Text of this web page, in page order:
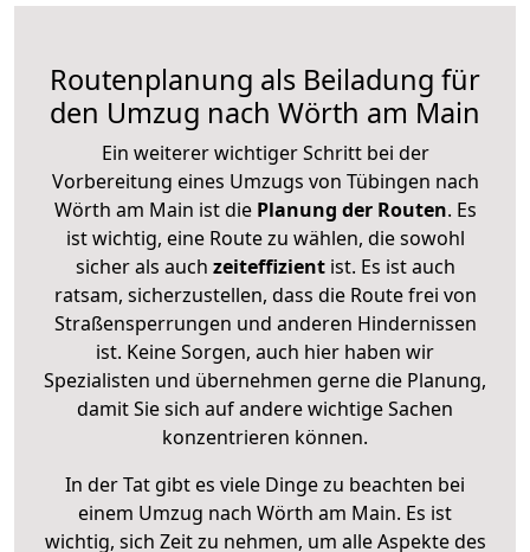
Routenplanung als Beiladung für
den Umzug nach Wörth am Main
Ein weiterer wichtiger Schritt bei der
Vorbereitung eines Umzugs von Tübingen nach
Wörth am Main ist diePlanung der Routen. Es
ist wichtig, eine Route zu wählen, die sowohl
sicher als auch zeiteffizientist. Es ist auch
ratsam, sicherzustellen, dass die Route frei von
Straßensperrungen und anderen Hindernissen
ist. Keine Sorgen, auch hier haben wir
Spezialisten und übernehmen gerne die Planung,
damit Sie sich auf andere wichtige Sachen
konzentrieren können.
In der Tat gibt es viele Dinge zu beachten bei
einem Umzug nach Wörth am Main. Es ist
wichtig, sich Zeit zu nehmen, um alle Aspekte des